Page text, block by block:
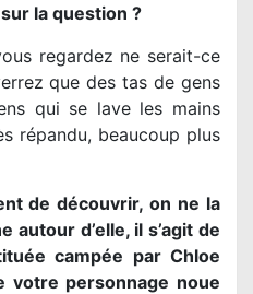
la question ?
regardez ne serait-ce
que des tas de gens
qui se lave les mains
répandu, beaucoup plus
de découvrir, on ne la
autour d’elle, il s’agit de
campée par Chloe
votre personnage noue